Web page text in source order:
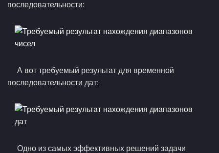
последовательности:
А вот требуемый результат для временной
последовательности дат:
Одно из самых эффективных решений задачи